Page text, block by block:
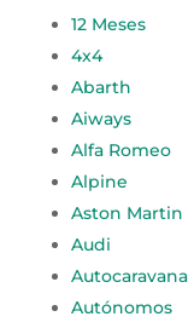
12 Meses
4x4
Abarth
Aiways
Alfa Romeo
Alpine
Aston Martin
Audi
Autocaravana
Autónomos